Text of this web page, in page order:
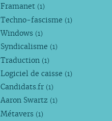
Framanet (1)
Techno-fascisme (1)
Windows (1)
Syndicalisme (1)
Traduction (1)
Logiciel de caisse (1)
Candidats.fr (1)
Aaron Swartz (1)
Métavers (1)